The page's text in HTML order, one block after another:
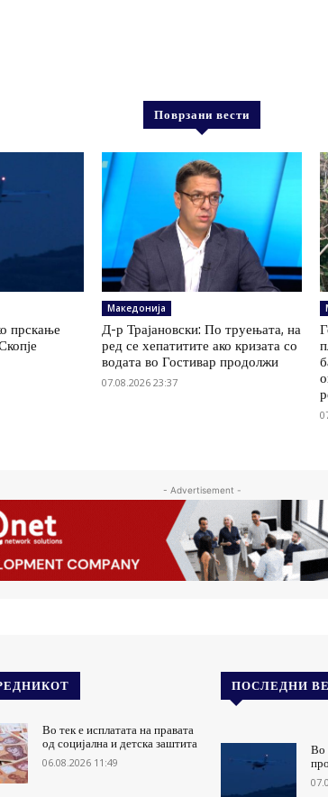
Поврзани вести
прскање
Македонија
Д-р Трајановски: По труењата, на
ред се хепатитите ако кризата со
водата во Гостивар продолжи
07.08.2026 23:37
- Advertisement -
Во тек е исплатата на правата
од социјална и детска заштита
06.08.2026 11:49
ПОСЛЕДНИ
Во